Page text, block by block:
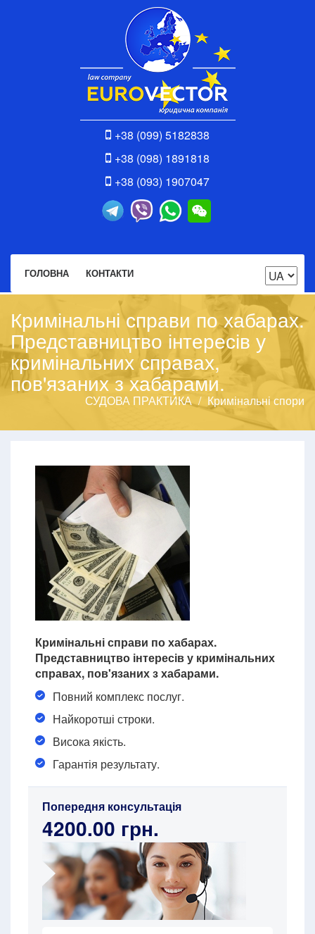
+38 (099) 5182838
+38 (098) 1891818
+38 (093) 1907047
ГОЛОВНА КОНТАКТИ
Кримінальні справи по хабарах.
Представництво інтересів у
кримінальних справах,
пов'язаних з хабарами.
СУДОВА ПРАКТИКА Кримінальні спори
Кримінальні справи по хабарах.
Представництво інтересів у кримінальних
справах, пов'язаних з хабарами.
Повний комплекс послуг.
Найкоротші строки.
Висока якість.
Гарантія результату.
Попередня консультація
4200.00 грн.